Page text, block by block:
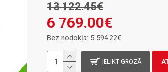
6 769.00€
13 122.45€
Bez nodokļa: 5 594.22€
IELIKT GROZĀ